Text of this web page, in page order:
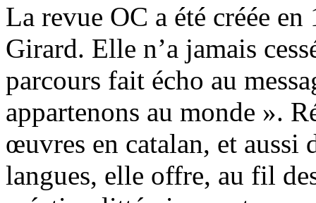
La revue OC a été créée
Girard. Elle n’a jamais
parcours fait écho au
appartenons au monde ».
œuvres en catalan, et aussi
langues, elle offre, au fil